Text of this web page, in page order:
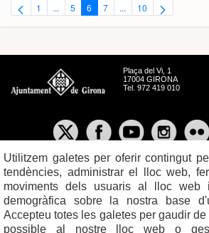
Pàgina
1 ...Pàgines intermèdies Utilitzeu TAB per
Pàgina
5 Pàgina
6 Pàgina
7 ...Pàgines intermèdies
Pàgina
10
Plaça del Vi, 1
17004 GIRONA
Tel. 972 419 010
Utilitzem galetes per oferir contingut
tendències, administrar el lloc web,
moviments dels usuaris al lloc web
demogràfica sobre la nostra base
Accepteu totes les galetes per gaudir
possible al nostre lloc web o